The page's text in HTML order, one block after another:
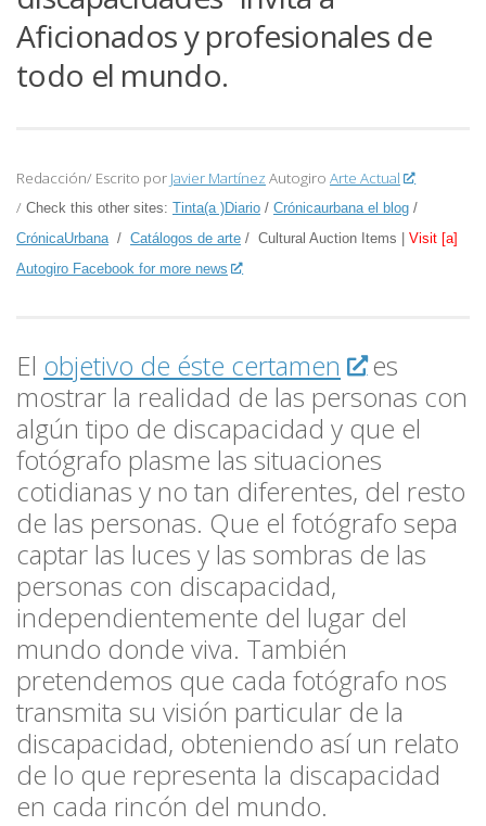
Aficionados y profesionales de
todo el mundo.
Redacción/ Escrito por Javier Martínez Autogiro Arte Actual
/ Check this other sites: Tinta(a )Diario / Crónicaurbana el blog /
CrónicaUrbana / Catálogos de arte / Cultural Auction Items | Visit [a]
Autogiro Facebook for more news
El objetivo de éste certamen
es
mostrar la realidad de las personas con
algún tipo de discapacidad y que el
fotógrafo plasme las situaciones
cotidianas y no tan diferentes, del resto
de las personas. Que el fotógrafo sepa
captar las luces y las sombras de las
personas con discapacidad,
independientemente del lugar del
mundo donde viva. También
pretendemos que cada fotógrafo nos
transmita su visión particular de la
discapacidad, obteniendo así un relato
de lo que representa la discapacidad
en cada rincón del mundo.